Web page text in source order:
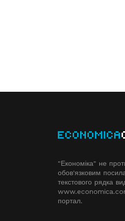
ECONOMICA
"Економіка" не
обов'язковим
текстового рядка
портал.